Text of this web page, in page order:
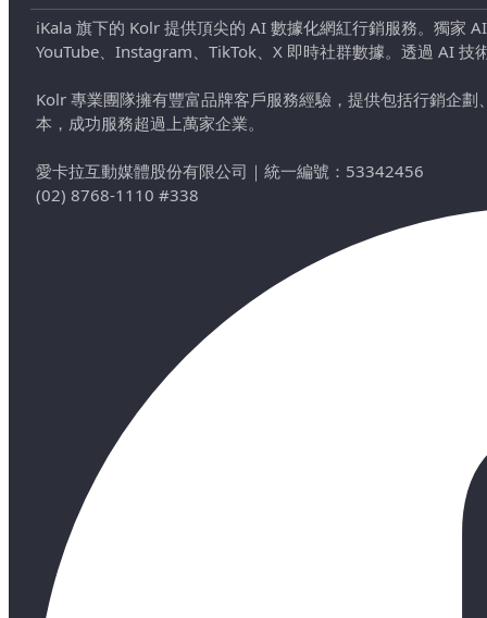
iKala 旗下的 Kolr 提供頂尖的 AI 數據化網紅行銷服務。獨家
YouTube、Instagram、TikTok、X 即時社群數據。透過 AI
Kolr 專業團隊擁有豐富品牌客戶服務經驗，提供包括行銷企
本，成功服務超過上萬家企業。
愛卡拉互動媒體股份有限公司 ｜ 統一編號：53342456
(02) 8768-1110 #338